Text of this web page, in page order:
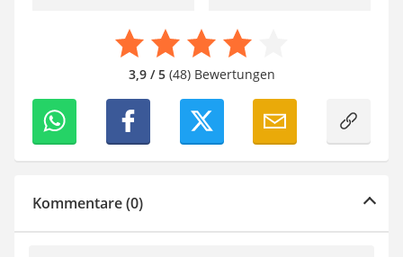
3,9 / 5(48) Bewertungen
Kommentare (0)